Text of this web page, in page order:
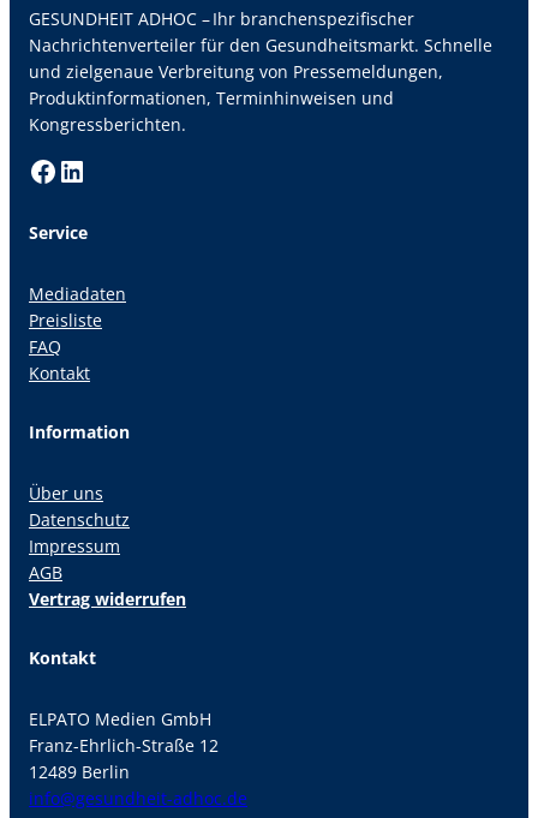
GESUNDHEIT ADHOC – Ihr branchenspezifischer
Nachrichtenverteiler für den Gesundheitsmarkt. Schnelle
und zielgenaue Verbreitung von Pressemeldungen,
Produktinformationen, Terminhinweisen und
Kongressberichten.
Facebook LinkedIn
Service
Mediadaten
Preisliste
FAQ
Kontakt
Information
Über uns
Datenschutz
Impressum
AGB
Vertrag widerrufen
Kontakt
ELPATO Medien GmbH
Franz-Ehrlich-Straße 12
12489 Berlin
info@gesundheit-adhoc.de